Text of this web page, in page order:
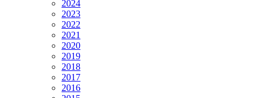
2024
2023
2022
2021
2020
2019
2018
2017
2016